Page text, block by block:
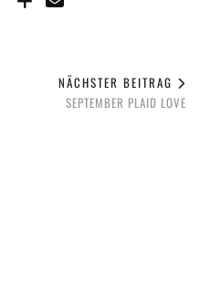
NÄCHSTER BEITRAG
SEPTEMBER PLAID LOVE